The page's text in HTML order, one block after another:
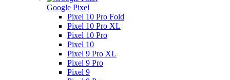
Google Pixel
Pixel 10 Pro Fold
Pixel 10 Pro XL
Pixel 10 Pro
Pixel 10
Pixel 9 Pro XL
Pixel 9 Pro
Pixel 9